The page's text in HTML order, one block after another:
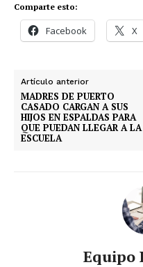
v
Comparte esto:
Facebook X
Artículo anterior
MADRES DE PUERTO
CASADO CARGAN A SUS
HIJOS EN ESPALDAS PARA
QUE PUEDAN LLEGAR A LA
ESCUELA
Equipo